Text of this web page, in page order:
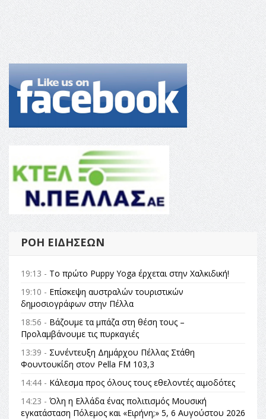
ΡΟΉ ΕΙΔΉΣΕΩΝ
19:13 - Το πρώτο Puppy Yoga έρχεται στην Χαλκιδική!
19:10 - Επίσκεψη αυστραλών τουριστικών
δημοσιογράφων στην Πέλλα
18:56 - Βάζουμε τα μπάζα στη θέση τους –
Προλαμβάνουμε τις πυρκαγιές
13:39 - Συνέντευξη Δημάρχου Πέλλας Στάθη
Φουντουκίδη στον Pella FM 103,3
14:44 - Κάλεσμα προς όλους τους εθελοντές αιμοδότες
14:23 - Όλη η Ελλάδα ένας πολιτισμός Μουσική
εγκατάσταση Πόλεμος και «Ειρήνη;» 5, 6 Αυγούστου 2026